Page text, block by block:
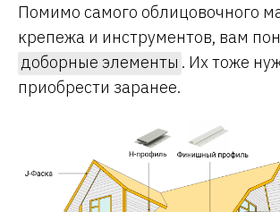
Помимо самого облицовочного
крепежа и инструментов, вам
доборные элементы . Их тоже
приобрести заранее.